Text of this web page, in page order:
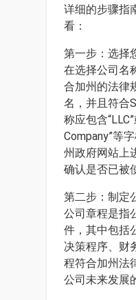
详细的步骤指
看：
第一步：选择
在选择公司名
合加州的法律
名，并且符合
称应包含
Company”等
州政府网站上
确认是否已被
第二步：制定
公司章程是指
件，其中包括
决策程序、财
程符合加州法
公司未来发展